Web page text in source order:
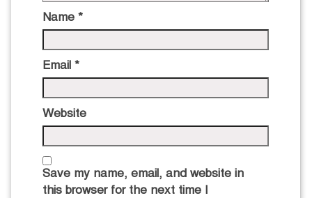
Name *
Email *
Website
Save my name, email, and website in
this browser for the next time I